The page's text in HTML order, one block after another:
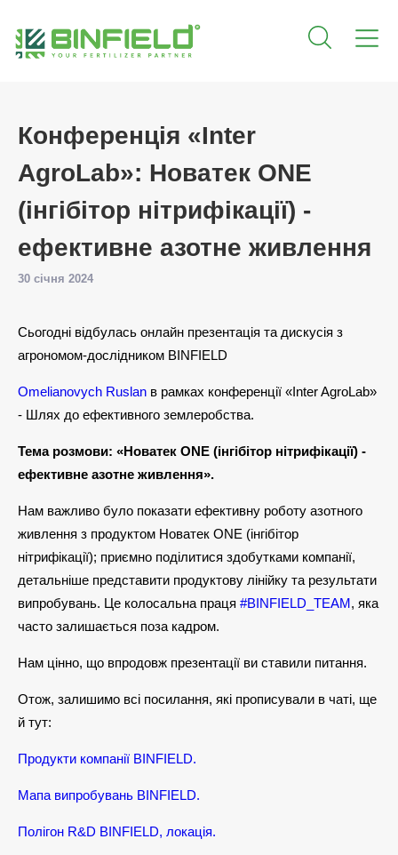
Конференція «Inter
AgroLab»: Новатек ONE
(інгібітор нітрифікації) -
ефективне азотне живлення
30 січня 2024
Сьогодні відбулась онлайн презентація та дискусія з
агрономом-дослідником BINFIELD
Omelianovych Ruslan в рамках конференції «Inter AgroLab»
- Шлях до ефективного землеробства.
Тема розмови: «Новатек ONE (інгібітор нітрифікації) -
ефективне азотне живлення».
Нам важливо було показати ефективну роботу азотного
живлення з продуктом Новатек ONE (інгібітор
нітрифікації); приємно поділитися здобутками компанії,
детальніше представити продуктову лінійку та результати
випробувань. Це колосальна праця #BINFIELD_TEAM, яка
часто залишається поза кадром.
Нам цінно, що впродовж презентації ви ставили питання.
Отож, залишимо всі посилання, які прописували в чаті, ще
й тут:
Продукти компанії BINFIELD.
Мапа випробувань BINFIELD.
Полігон R&D BINFIELD, локація.